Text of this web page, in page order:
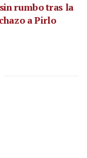
rumbo tras la
a Pirlo